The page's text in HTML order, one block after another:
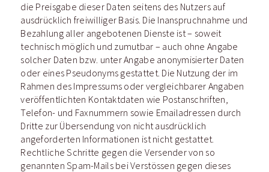
die Preisgabe dieser Daten seitens des Nutzers auf
ausdrücklich freiwilliger Basis. Die Inanspruchnahme und
Bezahlung aller angebotenen Dienste ist – soweit
technisch möglich und zumutbar – auch ohne Angabe
solcher Daten bzw. unter Angabe anonymisierter Daten
oder eines Pseudonyms gestattet. Die Nutzung der im
Rahmen des Impressums oder vergleichbarer Angaben
veröffentlichten Kontaktdaten wie Postanschriften,
Telefon- und Faxnummern sowie Emailadressen durch
Dritte zur Übersendung von nicht ausdrücklich
angeforderten Informationen ist nicht gestattet.
Rechtliche Schritte gegen die Versender von so
genannten Spam-Mails bei Verstössen gegen dieses